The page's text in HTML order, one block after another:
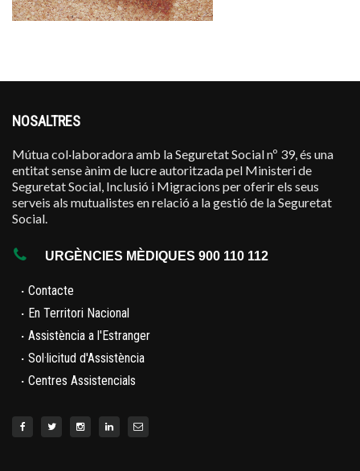
NOSALTRES
Mútua col·laboradora amb la Seguretat Social nº 39, és una
entitat sense ànim de lucre autoritzada pel Ministeri de
Seguretat Social, Inclusió i Migracions per oferir els seus
serveis als mutualistes en relació a la gestió de la Seguretat
Social.
URGÈNCIES MÈDIQUES 900 110 112
· Contacte
· En Territori Nacional
· Assistència a l'Estranger
· Sol·licitud d'Assistència
· Centres Assistencials